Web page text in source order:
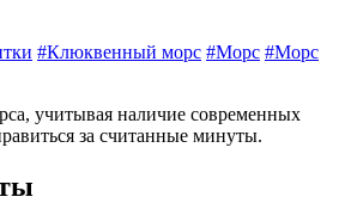
#Клюквенный морс #Морс #Морс
учитывая наличие современных
за считанные минуты.